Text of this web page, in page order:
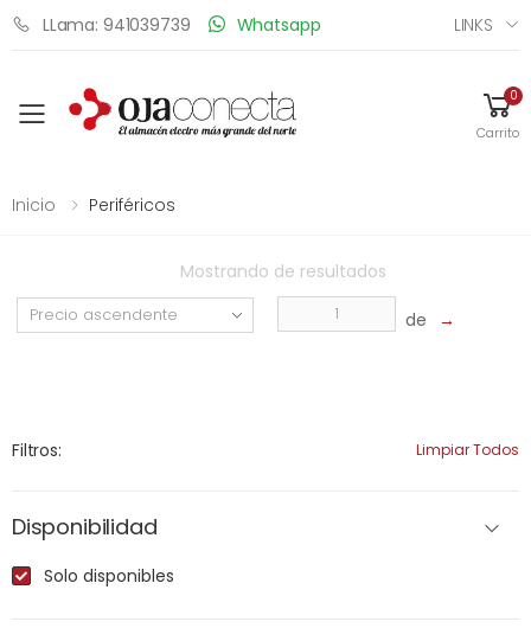
LLama: 941039739 Whatsapp LINKS
Toggle mobile menu
0
Carrito
Inicio Periféricos
Mostrando de resultados
de →
Filtros: Limpiar Todos
Disponibilidad
Solo disponibles